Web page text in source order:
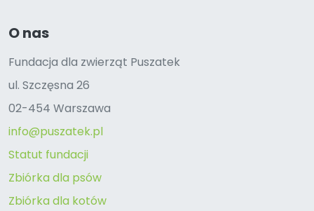
O nas
Fundacja dla zwierząt Puszatek
ul. Szczęsna 26
02-454 Warszawa
info@puszatek.pl
Statut fundacji
Zbiórka dla psów
Zbiórka dla kotów